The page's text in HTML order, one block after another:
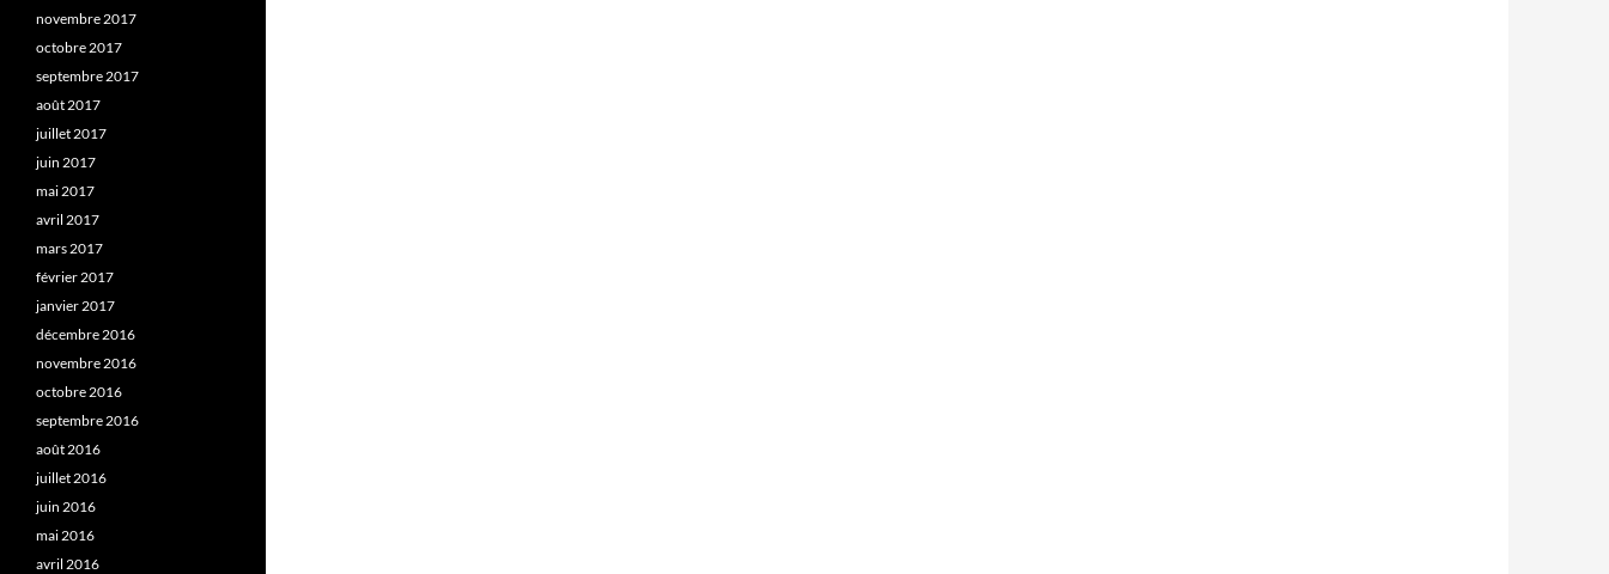
novembre 2017
octobre 2017
septembre 2017
août 2017
juillet 2017
juin 2017
mai 2017
avril 2017
mars 2017
février 2017
janvier 2017
décembre 2016
novembre 2016
octobre 2016
septembre 2016
août 2016
juillet 2016
juin 2016
mai 2016
avril 2016